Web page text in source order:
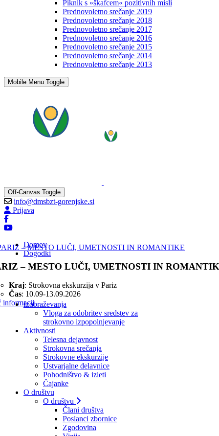
Piknik s »škafcem« pozitivnih misli
Prednovoletno srečanje 2019
Prednovoletno srečanje 2018
Prednovoletno srečanje 2017
Prednovoletno srečanje 2016
Prednovoletno srečanje 2015
Prednovoletno srečanje 2014
Prednovoletno srečanje 2013
Mobile Menu Toggle
Off-Canvas Toggle
info@dmsbzt-gorenjske.si
Prijava
Domov
Dogodki
– MESTO LUČI, UMETNOSTI IN
Kraj: Strokovna ekskurzija v Pariz
Čas: 10.09-13.09.2026
informacijIzobraževanja
Vloga za odobritev sredstev za
strokovno izpopolnjevanje
Aktivnosti
Telesna dejavnost
Strokovna srečanja
Strokovne ekskurzije
Ustvarjalne delavnice
Pohodništvo & izleti
Čajanke
O društvu
O društvu
Člani društva
Poslanci zbornice
Zgodovina